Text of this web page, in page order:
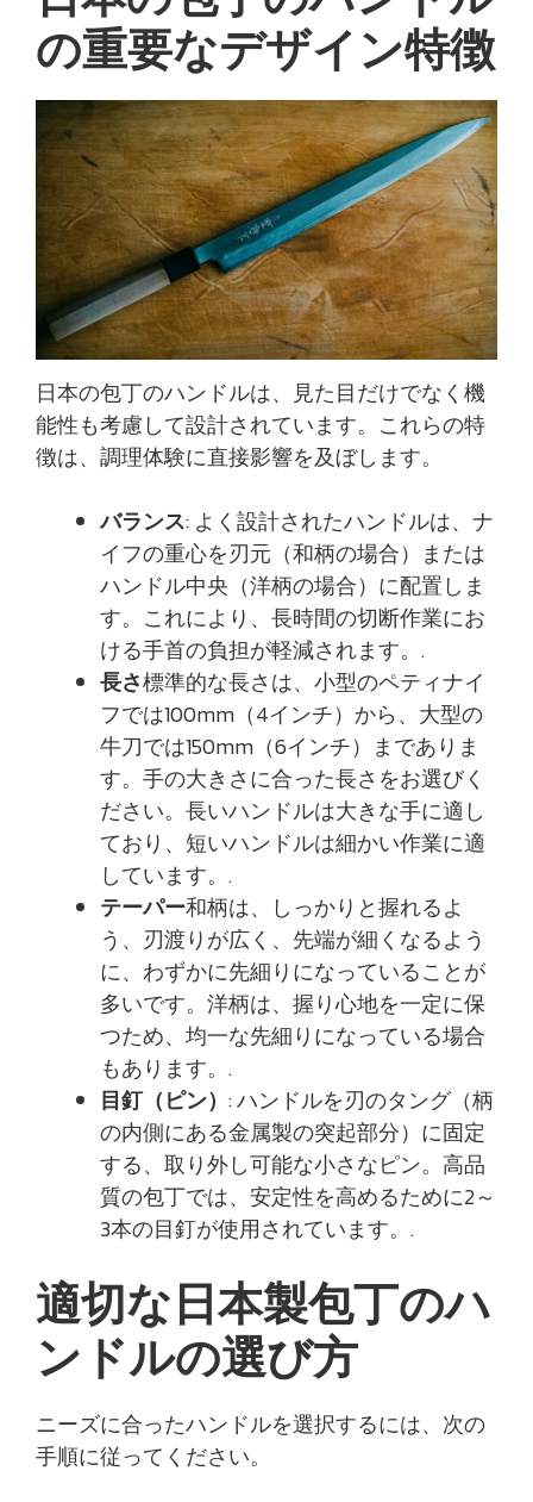
の重要なデザイン特徴
日本の包丁のハンドルは、見た目だけでなく機
能性も考慮して設計されています。これらの特
徴は、調理体験に直接影響を及ぼします。
バランス: よく設計されたハンドルは、ナ
イフの重心を刃元（和柄の場合）または
ハンドル中央（洋柄の場合）に配置しま
す。これにより、長時間の切断作業にお
ける手首の負担が軽減されます。.
長さ標準的な長さは、小型のペティナイ
フでは100mm（4インチ）から、大型の
牛刀では150mm（6インチ）までありま
す。手の大きさに合った長さをお選びく
ださい。長いハンドルは大きな手に適し
ており、短いハンドルは細かい作業に適
しています。.
テーパー和柄は、しっかりと握れるよ
う、刃渡りが広く、先端が細くなるよう
に、わずかに先細りになっていることが
多いです。洋柄は、握り心地を一定に保
つため、均一な先細りになっている場合
もあります。.
目釘（ピン） : ハンドルを刃のタング（柄
の内側にある金属製の突起部分）に固定
する、取り外し可能な小さなピン。高品
質の包丁では、安定性を高めるために2～
3本の目釘が使用されています。.
適切な日本製包丁のハ
ンドルの選び方
ニーズに合ったハンドルを選択するには、次の
手順に従ってください。